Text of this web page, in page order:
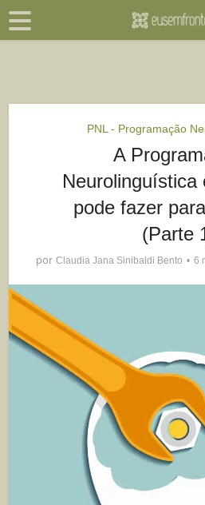
PNL - Programação
A
Neurolinguística
pode fazer
(Parte
por Claudia Jana Sinibaldi Bento 6